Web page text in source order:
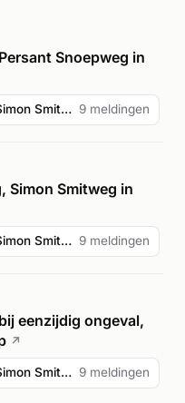
Snoepweg in
Meervoudig verkeersongeval Simon Smitweg Leiderdorp 9 meldingen
Simon Smitweg in
Meervoudig verkeersongeval Simon Smitweg Leiderdorp 9 meldingen
eenzijdig ongeval,
↗
Meervoudig verkeersongeval Simon Smitweg Leiderdorp 9 meldingen